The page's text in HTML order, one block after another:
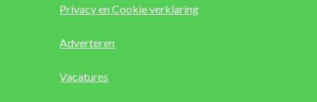
Privacy en Cookie verklaring
Adverteren
Vacatures